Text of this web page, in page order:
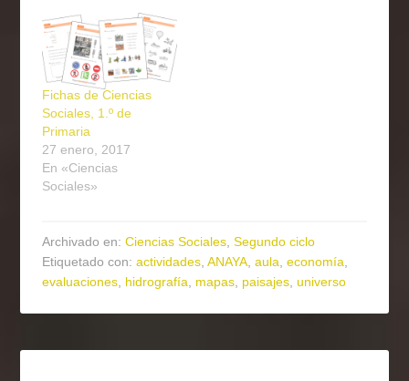
Fichas de Ciencias
Sociales, 1.º de
Primaria
27 enero, 2017
En «Ciencias
Sociales»
Archivado en:Ciencias Sociales,Segundo ciclo
Etiquetado con:actividades,ANAYA,aula,economía,
evaluaciones, hidrografía, mapas, paisajes,universo